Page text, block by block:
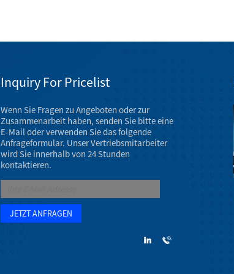
Inquiry For Pricelist
Wenn Sie Fragen zu Angeboten oder zur
Zusammenarbeit haben, senden Sie bitte eine
E-Mail oder verwenden Sie das folgende
Anfrageformular. Unser Vertriebsmitarbeiter
wird Sie innerhalb von 24 Stunden
kontaktieren.
Ausstellung für Keramikmaschinenteile im März 2023
Die Jahrestagung der AAOS 2023 findet vom 7. bis 11.
März 2023 im Venetian Convention & Expo Center in
Las Vegas statt.